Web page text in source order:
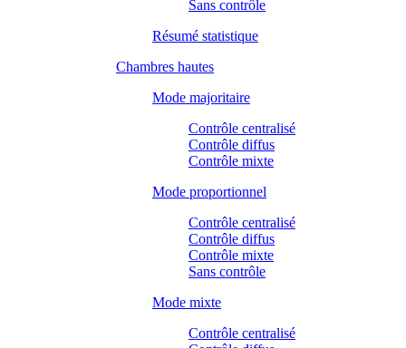
Sans contrôle
Résumé statistique
Chambres hautes
Mode majoritaire
Contrôle centralisé
Contrôle diffus
Contrôle mixte
Mode proportionnel
Contrôle centralisé
Contrôle diffus
Contrôle mixte
Sans contrôle
Mode mixte
Contrôle centralisé